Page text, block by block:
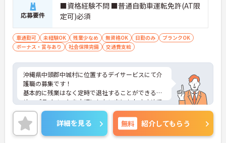
応募要件
■資格経験不問 ■普通自動車運転免許(AT限
定可)必須
車通勤可 未経験OK 残業少なめ 無資格OK 日勤のみ
ブランクOK
ボーナス・賞与あり
社会保険完備 交通費支給
沖縄県中頭郡中城村に位置するデイサービスにて介
護職の募集です！
基本的に残業はなく定時で退社することができるた
め、プライベートを大切にしたい方にもおすすめで
す。
ご興味ある方には、面接対策ポイントなど、さらに
詳細をお話しいたしますのでお気軽にご相談くださ
い！
詳細を見る 無料 紹介してもらう